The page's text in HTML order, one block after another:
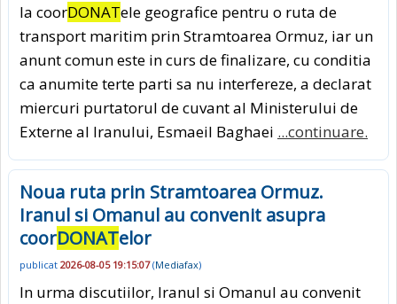
la coorDONATele geografice pentru o ruta de
transport maritim prin Stramtoarea Ormuz, iar un
anunt comun este in curs de finalizare, cu conditia
ca anumite terte parti sa nu interfereze, a declarat
miercuri purtatorul de cuvant al Ministerului de
Externe al Iranului, Esmaeil Baghaei ...continuare.
Noua ruta prin Stramtoarea Ormuz.
Iranul si Omanul au convenit asupra
coorDONATelor
publicat 2026-08-05 19:15:07(Mediafax)
In urma discutiilor, Iranul si Omanul au convenit